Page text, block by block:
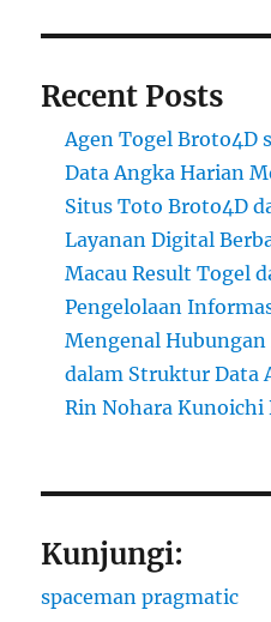
Recent Posts
Agen Togel Broto4D
Data Angka Harian
Situs Toto Broto4D
Layanan Digital
Macau Result Togel
Pengelolaan
Mengenal
dalam Struktur Data
Rin Nohara
Kunjungi:
spaceman pragmatic